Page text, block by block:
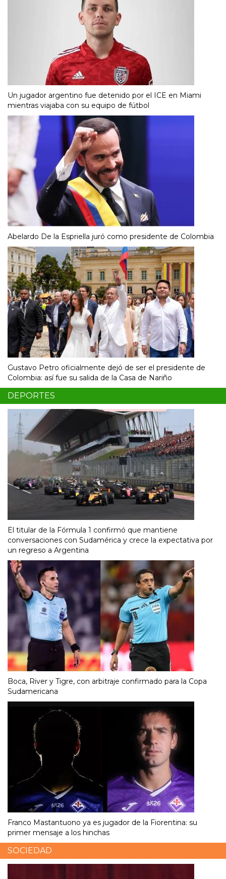
Un jugador argentino fue detenido por el ICE en Miami
mientras viajaba con su equipo de fútbol
Abelardo De la Espriella juró como presidente de Colombia
Gustavo Petro oficialmente dejó de ser el presidente de
Colombia: así fue su salida de la Casa de Nariño
DEPORTES
El titular de la Fórmula 1 confirmó que mantiene
conversaciones con Sudamérica y crece la expectativa por
un regreso a Argentina
Boca, River y Tigre, con arbitraje confirmado para la Copa
Sudamericana
Franco Mastantuono ya es jugador de la Fiorentina: su
primer mensaje a los hinchas
SOCIEDAD